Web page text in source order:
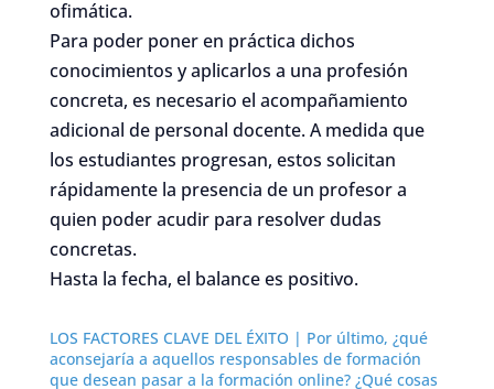
ofimática.
Para poder poner en práctica dichos
conocimientos y aplicarlos a una profesión
concreta, es necesario el acompañamiento
adicional de personal docente. A medida que
los estudiantes progresan, estos solicitan
rápidamente la presencia de un profesor a
quien poder acudir para resolver dudas
concretas.
Hasta la fecha, el balance es positivo.
LOS FACTORES CLAVE DEL ÉXITO | Por último, ¿qué
aconsejaría a aquellos responsables de formación
que desean pasar a la formación online? ¿Qué cosas